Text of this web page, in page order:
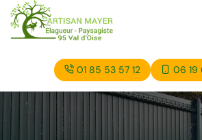
01 85 53 57 12 06 19